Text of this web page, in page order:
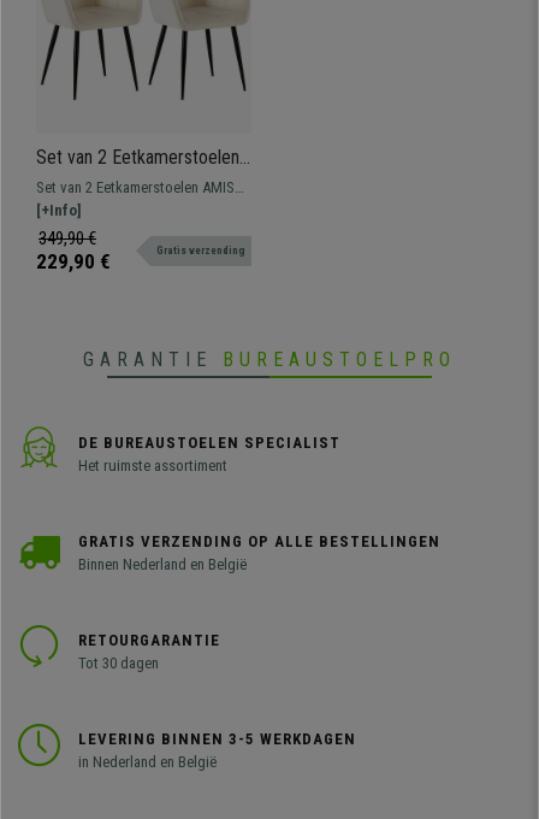
Set van 2 Eetkamerstoelen
AMISA, Comfortabel Retro
Design, Zwarte Metalan
Poten, Beige Fluweel
Set van 2 Eetkamerstoelen AMISA
met retro design, ideaal om een
klassieke sfeer in uw eetkamer of
kantoor te creëren.
[+Info]
349,90 €
229,90 € Gratis verzending
GARANTIE BUREAUSTOELPRO
DE BUREAUSTOELEN SPECIALIST
Het ruimste assortiment
GRATIS VERZENDING OP ALLE BESTELLINGEN
Binnen Nederland en België
RETOURGARANTIE
Tot 30 dagen
LEVERING BINNEN 3-5 WERKDAGEN
in Nederland en België